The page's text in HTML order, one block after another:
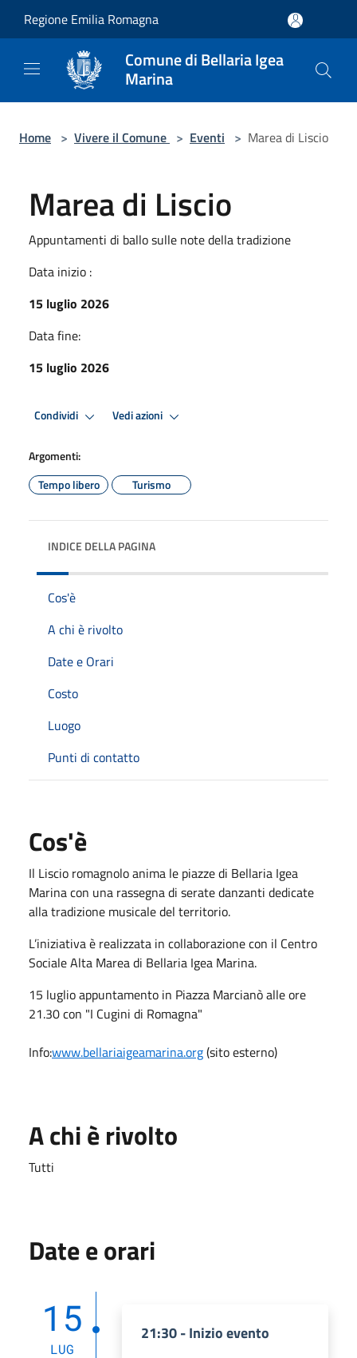
Regione Emilia Romagna
Comune di Bellaria Igea
Marina
Home > Vivere il Comune > Eventi > Marea di Liscio
Marea di Liscio
Appuntamenti di ballo sulle note della tradizione
Data inizio :
15 luglio 2026
Data fine:
15 luglio 2026
Condividi Vedi azioni
Argomenti:
Tempo libero
Turismo
INDICE DELLA PAGINA
Cos'è
A chi è rivolto
Date e Orari
Costo
Luogo
Punti di contatto
Cos'è
Il Liscio romagnolo anima le piazze di Bellaria Igea
Marina con una rassegna di serate danzanti dedicate
alla tradizione musicale del territorio.
L’iniziativa è realizzata in collaborazione con il Centro
Sociale Alta Marea di Bellaria Igea Marina.
15 luglio appuntamento in Piazza Marcianò alle ore
21.30 con "I Cugini di Romagna"
Info:www.bellariaigeamarina.org(sito esterno)
A chi è rivolto
Tutti
Date e orari
15
LUG
21:30 - Inizio evento